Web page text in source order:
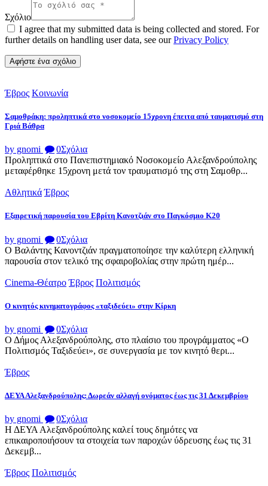
Σχόλιο
I agree that my submitted data is being collected and stored. For
further details on handling user data, see ourPrivacy Policy
Έβρος Κοινωνία
Σαμοθράκη: προληπτικά στο νοσοκομείο 15χρονη έπειτα από ταυματισμό στη
Γριά Βάθρα
by gnomi 0Σχόλια
Προληπτικά στο Πανεπιστημιακό Νοσοκομείο Αλεξανδρούπολης
μεταφέρθηκε 15χρονη μετά τον τραυματισμό της στη Σαμοθρ...
Αθλητικά Έβρος
Εξαιρετική παρουσία του Εβρίτη Κανοτζιάν στο Παγκόσμιο Κ20
by gnomi 0Σχόλια
Ο Βαλάντης Κανοντζιάν πραγματοποίησε την καλύτερη ελληνική
παρουσία στον τελικό της σφαιροβολίας στην πρώτη ημέρ...
Cinema-Θέατρο Έβρος Πολιτισμός
Ο κινητός κινηματογράφος «ταξιδεύει» στην Κίρκη
by gnomi 0Σχόλια
Ο Δήμος Αλεξανδρούπολης, στο πλαίσιο του προγράμματος «Ο
Πολιτισμός Ταξιδεύει», σε συνεργασία με τον κινητό θερι...
Έβρος
ΔΕΥΑ Αλεξανδρούπολης: Δωρεάν αλλαγή ονόματος έως τις 31 Δεκεμβρίου
by gnomi 0Σχόλια
Η ΔΕΥΑ Αλεξανδρούπολης καλεί τους δημότες να
επικαιροποιήσουν τα στοιχεία των παροχών ύδρευσης έως τις 31
Δεκεμβ...
Έβρος Πολιτισμός